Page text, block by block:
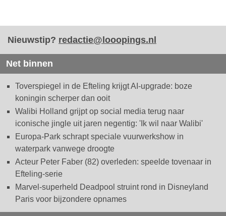
Nieuwstip? redactie@looopings.nl
Net binnen
Toverspiegel in de Efteling krijgt AI-upgrade: boze
koningin scherper dan ooit
Walibi Holland grijpt op social media terug naar
iconische jingle uit jaren negentig: 'Ik wil naar Walibi'
Europa-Park schrapt speciale vuurwerkshow in
waterpark vanwege droogte
Acteur Peter Faber (82) overleden: speelde tovenaar in
Efteling-serie
Marvel-superheld Deadpool struint rond in Disneyland
Paris voor bijzondere opnames